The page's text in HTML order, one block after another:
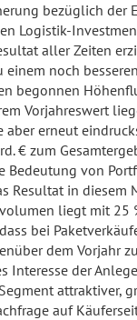
bezüglich
Logistik-
aller Zeiten
noch
begonnen
Vorjahreswert
aber erneut
€ zum
Bedeutung von
Resultat in diesem
liegt mit
bei
dem Vorjahr
der
attraktiver,
auf